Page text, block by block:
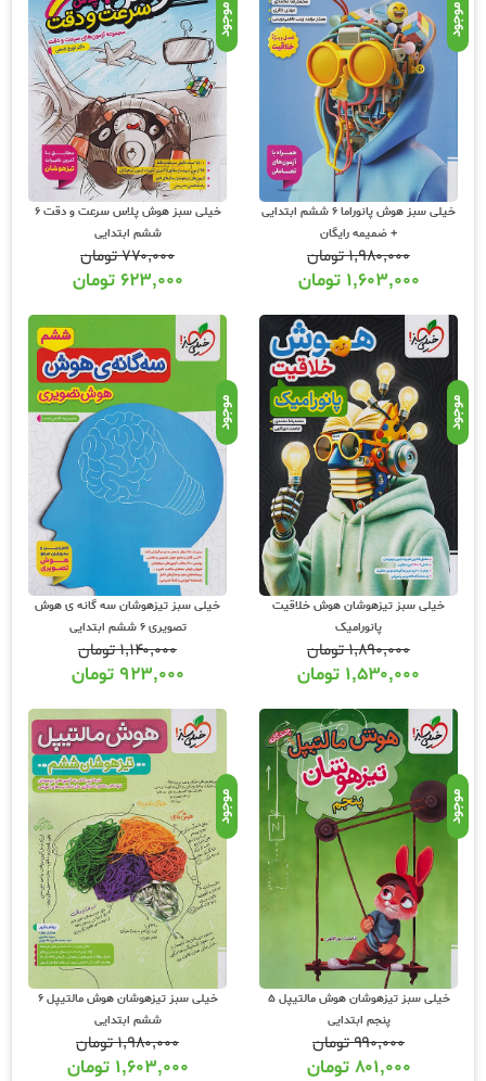
موجود
خیلی سبز هوش پانوراما 6 ششم ابتدایی
+ ضمیمه رایگان
۱,۹۸۰,۰۰۰تومان
۱,۶۰۳,۰۰۰ تومان
موجود
خیلی سبز هوش پلاس سرعت و دقت 6
ششم ابتدایی
۷۷۰,۰۰۰تومان
۶۲۳,۰۰۰ تومان
موجود
خیلی سبز تیزهوشان هوش خلاقیت
پانورامیک
۱,۸۹۰,۰۰۰تومان
۱,۵۳۰,۰۰۰ تومان
موجود
خیلی سبز تیزهوشان سه گانه ی هوش
تصویری 6 ششم ابتدایی
۱,۱۴۰,۰۰۰تومان
۹۲۳,۰۰۰ تومان
موجود
خیلی سبز تیزهوشان هوش مالتیپل 5
پنجم ابتدایی
۹۹۰,۰۰۰تومان
۸۰۱,۰۰۰ تومان
موجود
خیلی سبز تیزهوشان هوش مالتیپل 6
ششم ابتدایی
۱,۹۸۰,۰۰۰تومان
۱,۶۰۳,۰۰۰ تومان